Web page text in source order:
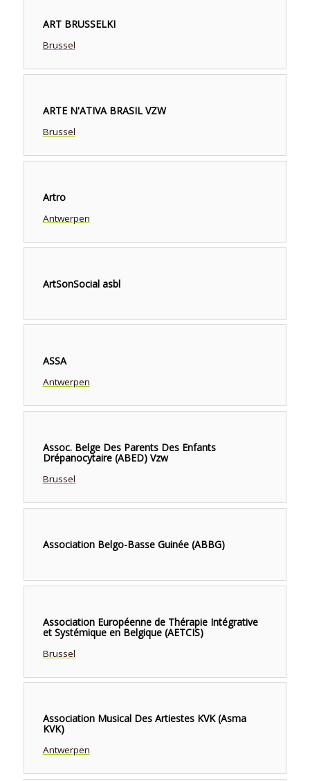
ART BRUSSELKI
Brussel
ARTE N'ATIVA BRASIL VZW
Brussel
Artro
Antwerpen
ArtSonSocial asbl
ASSA
Antwerpen
Assoc. Belge Des Parents Des Enfants
Drépanocytaire (ABED) Vzw
Brussel
Association Belgo-Basse Guinée (ABBG)
Association Européenne de Thérapie Intégrative
et Systémique en Belgique (AETCIS)
Brussel
Association Musical Des Artiestes KVK (Asma
KVK)
Antwerpen